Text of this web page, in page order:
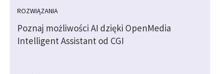
ROZWIĄZANIA
Poznaj możliwości AI dzięki OpenMedia
Intelligent Assistant od CGI